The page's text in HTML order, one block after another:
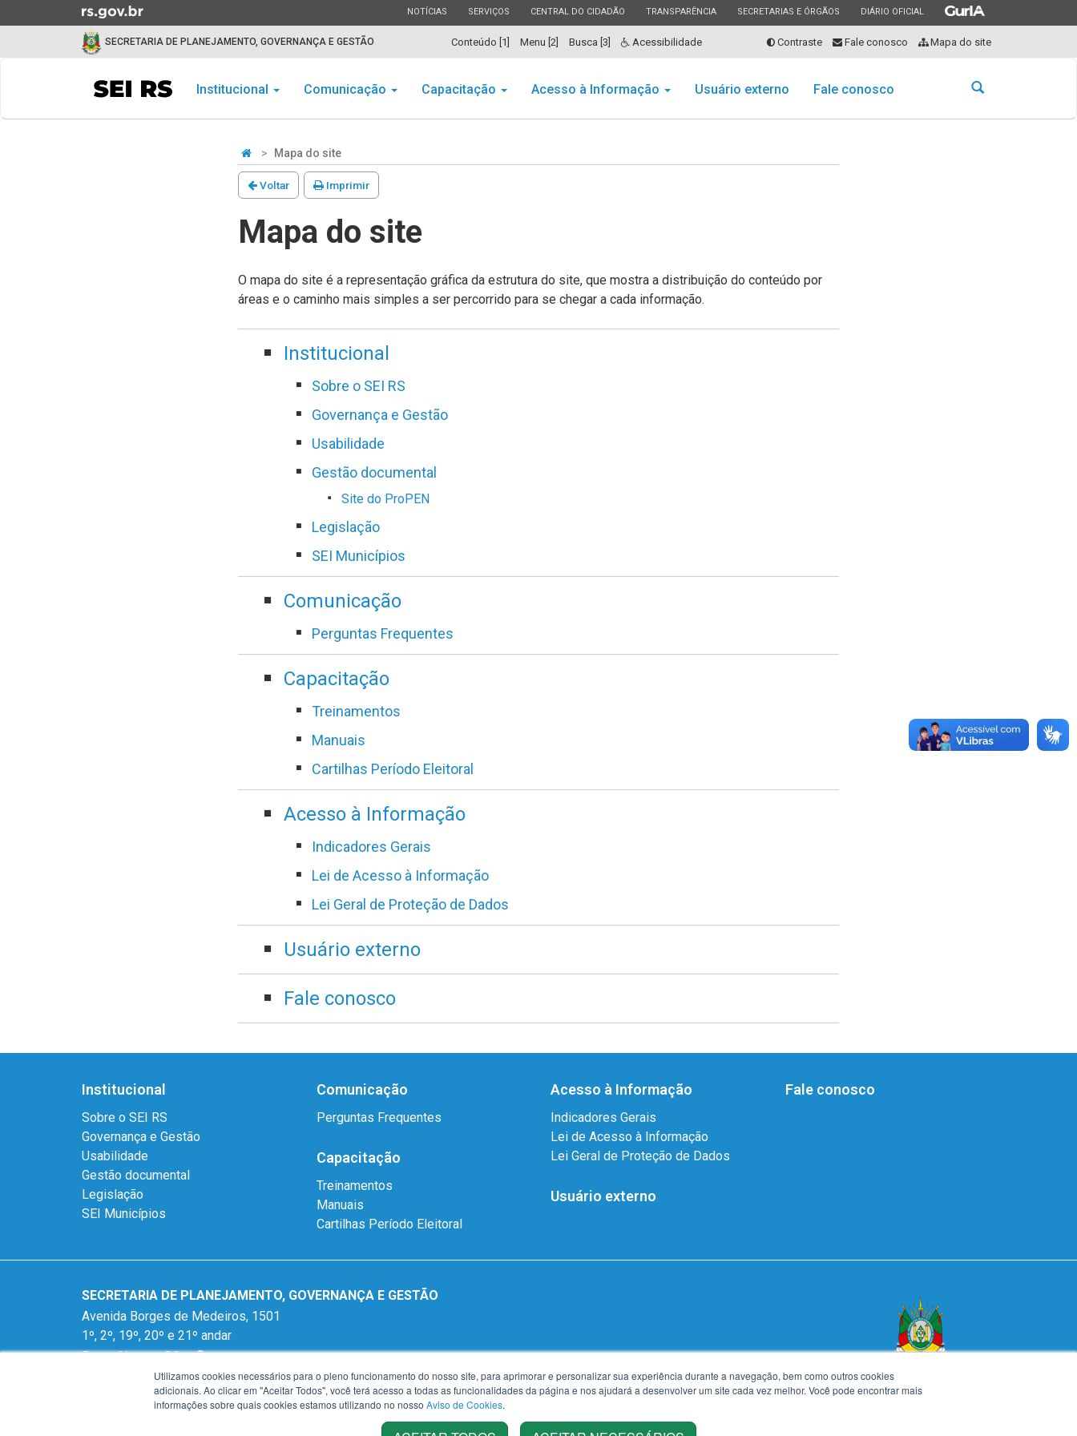
para
o
ESTADO
NOTÍCIAS ESTADO
SERVIÇOS ESTADO
CENTRAL DO CIDADÃO ESTADO
TRANSPARÊNCIA ESTADO
SECRETARIAS E ÓRGÃOS ESTADO
DIÁRIO OFICIAL ESTADO
SECRETARIA DE PLANEJAMENTO, GOVERNANÇA E GESTÃO Conteúdo [1] Menu [2] Busca [3] Acessibilidade Contraste Fale conosco Mapa do site
Abrir
doInstitucional Comunicação Capacitação Acesso à Informação Usuário externo Fale conosco
Mapa do site
Voltar Imprimir
Mapa do site
O mapa do site é a representação gráfica da estrutura do site, que mostra a distribuição do conteúdo por
áreas e o caminho mais simples a ser percorrido para se chegar a cada informação.
Institucional
Sobre o SEI RS
Governança e Gestão
Usabilidade
Gestão documental
Site do ProPEN
Legislação
SEI Municípios
Comunicação
Perguntas Frequentes
Capacitação
Treinamentos
Manuais
Cartilhas Período Eleitoral
Acesso à Informação
Indicadores Gerais
Lei de Acesso à Informação
Lei Geral de Proteção de Dados
Usuário externo
Fale conosco
Institucional
Sobre o SEI RS
Governança e Gestão
Usabilidade
Gestão documental
Legislação
SEI Municípios
Comunicação
Perguntas Frequentes
Capacitação
Treinamentos
Manuais
Cartilhas Período Eleitoral
Acesso à Informação
Indicadores Gerais
Lei de Acesso à Informação
Lei Geral de Proteção de Dados
Usuário externo
Fale conosco
SECRETARIA DE PLANEJAMENTO, GOVERNANÇA E GESTÃO
Avenida Borges de Medeiros, 1501
1º, 2º, 19º, 20º e 21º andar
Porto Alegre - RS -
mapa
(51) 3288-1299
Utilizamos cookies necessários para o pleno funcionamento do nosso site, para aprimorar e personalizar sua experiência durante a navegação, bem como outros cookies
adicionais. Ao clicar em "Aceitar Todos", você terá acesso a todas as funcionalidades da página e nos ajudará a desenvolver um site cada vez melhor. Você pode encontrar mais
informações sobre quais cookies estamos utilizando no nosso Aviso de Cookies.